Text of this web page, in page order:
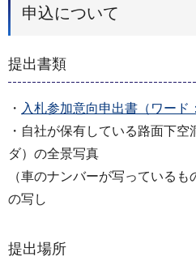
申込について
提出書類
・ 入札参加意向申出書（ワード
・自社が保有している路面下
ダ）の全景写真
（車のナンバーが写っている
の写し
提出場所